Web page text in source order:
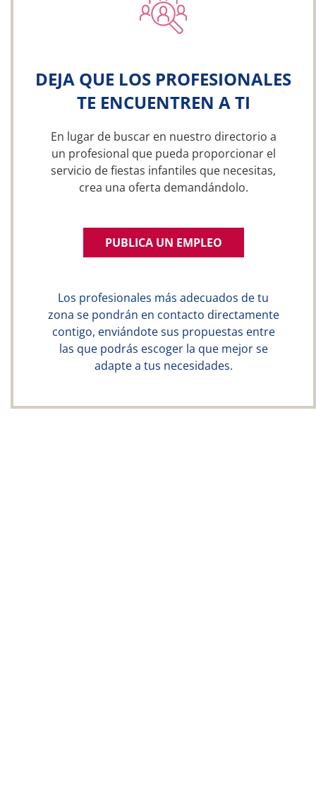
DEJA QUE LOS PROFESIONALES
TE ENCUENTREN A TI
En lugar de buscar en nuestro directorio a
un profesional que pueda proporcionar el
servicio de fiestas infantiles que necesitas,
crea una oferta demandándolo.
PUBLICA UN EMPLEO
Los profesionales más adecuados de tu
zona se pondrán en contacto directamente
contigo, enviándote sus propuestas entre
las que podrás escoger la que mejor se
adapte a tus necesidades.